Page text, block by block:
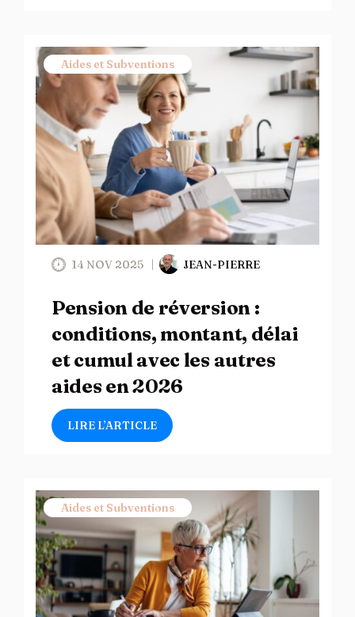
Aides et Subventions
14 NOV 2025 JEAN-PIERRE
Pension de réversion :
conditions, montant, délai
et cumul avec les autres
aides en 2026
LIRE L’ARTICLE
Aides et Subventions